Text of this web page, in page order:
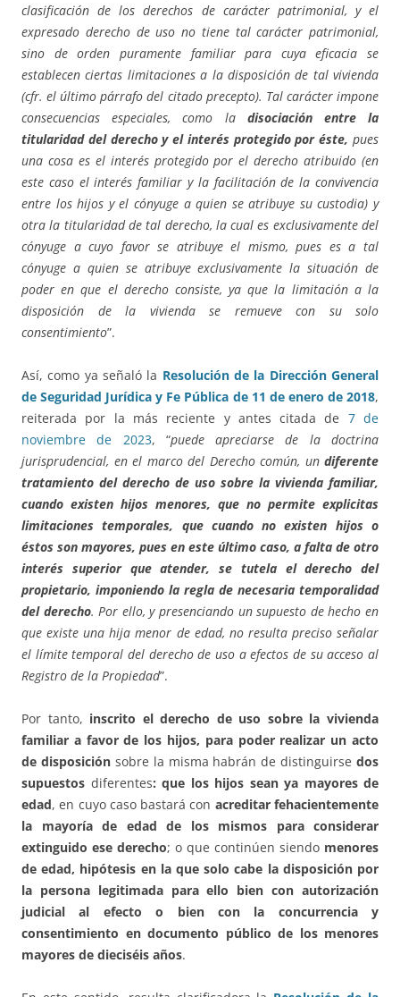
clasificación de los derechos de carácter patrimonial, y el
expresado derecho de uso no tiene tal carácter patrimonial,
sino de orden puramente familiar para cuya eficacia se
establecen ciertas limitaciones a la disposición de tal vivienda
(cfr. el último párrafo del citado precepto). Tal carácter impone
consecuencias especiales, como la disociación entre la
titularidad del derecho y el interés protegido por éste, pues
una cosa es el interés protegido por el derecho atribuido (en
este caso el interés familiar y la facilitación de la convivencia
entre los hijos y el cónyuge a quien se atribuye su custodia) y
otra la titularidad de tal derecho, la cual es exclusivamente del
cónyuge a cuyo favor se atribuye el mismo, pues es a tal
cónyuge a quien se atribuye exclusivamente la situación de
poder en que el derecho consiste, ya que la limitación a la
disposición de la vivienda se remueve con su solo
consentimiento”.
Así, como ya señaló la Resolución de la Dirección General
de Seguridad Jurídica y Fe Pública de 11 de enero de 2018,
reiterada por la más reciente y antes citada de 7 de
noviembre de 2023, “puede apreciarse de la doctrina
jurisprudencial, en el marco del Derecho común, un diferente
tratamiento del derecho de uso sobre la vivienda familiar,
cuando existen hijos menores, que no permite explicitas
limitaciones temporales, que cuando no existen hijos o
éstos son mayores, pues en este último caso, a falta de otro
interés superior que atender, se tutela el derecho del
propietario, imponiendo la regla de necesaria temporalidad
del derecho. Por ello, y presenciando un supuesto de hecho en
que existe una hija menor de edad, no resulta preciso señalar
el límite temporal del derecho de uso a efectos de su acceso al
Registro de la Propiedad”.
Por tanto, inscrito el derecho de uso sobre la vivienda
familiar a favor de los hijos, para poder realizar un acto
de disposiciónsobre la misma habrán de distinguirse dos
supuestos diferentes: que los hijos sean ya mayores de
edad, en cuyo caso bastará con acreditar fehacientemente
la mayoría de edad de los mismos para considerar
extinguido ese derecho; o que continúen siendo menores
de edad, hipótesis en la que solo cabe la disposición por
la persona legitimada para ello bien con autorización
judicial al efecto o bien con la concurrencia y
consentimiento en documento público de los menores
mayores de dieciséis años.